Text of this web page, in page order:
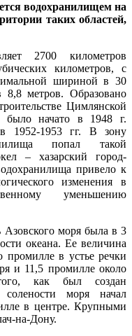
водохранилищем на
таких областей,
2700 километров
километров, с
шириной в 30
метров. Образовано
Цимлянской
начато в 1948 г.
1952-1953 гг. В зону
попал такой
– хазарский город-
привело к
изменения в
уменьшению
Азовского моря была в 3
океана. Ее величина
промилле в устье речки
и 11,5 промилле около
как был создан
моря начал
в центре. Крупными
на-Дону.